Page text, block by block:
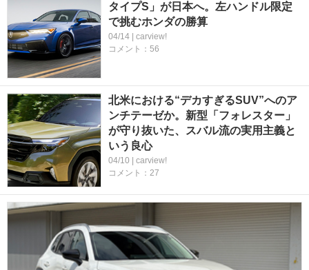
タイプS」が日本へ。左ハンドル限定
で挑むホンダの勝算
04/14 | carview!
コメント：56
北米における“デカすぎるSUV”へのア
ンチテーゼか。新型「フォレスター」
が守り抜いた、スバル流の実用主義と
いう良心
04/10 | carview!
コメント：27